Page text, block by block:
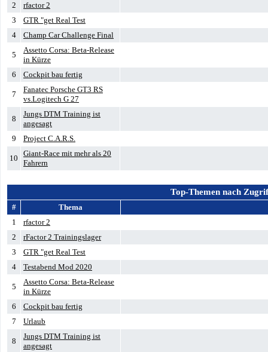
2
rfactor 2
3
GTR "get Real Test
4
Champ Car Challenge Final
5
Assetto Corsa: Beta-Release
in Kürze
6
Cockpit bau fertig
7
Fanatec Porsche GT3 RS
vs.Logitech G 27
8
Jungs DTM Training ist
angesagt
9
Project C.A.R.S.
10
Giant-Race mit mehr als 20
Fahrern
Top-Themen nach
#
Thema
1
rfactor 2
2
rFactor 2 Trainingslager
3
GTR "get Real Test
4
Testabend Mod 2020
5
Assetto Corsa: Beta-Release
in Kürze
6
Cockpit bau fertig
7
Urlaub
8
Jungs DTM Training ist
angesagt